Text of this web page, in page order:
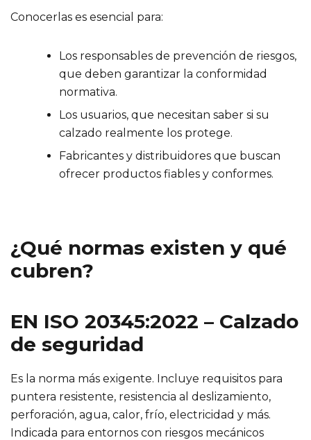
Conocerlas es esencial para:
Los responsables de prevención de riesgos,
que deben garantizar la conformidad
normativa.
Los usuarios, que necesitan saber si su
calzado realmente los protege.
Fabricantes y distribuidores que buscan
ofrecer productos fiables y conformes.
¿Qué normas existen y qué
cubren?
EN ISO 20345:2022 – Calzado
de seguridad
Es la norma más exigente. Incluye requisitos para
puntera resistente, resistencia al deslizamiento,
perforación, agua, calor, frío, electricidad y más.
Indicada para entornos con riesgos mecánicos